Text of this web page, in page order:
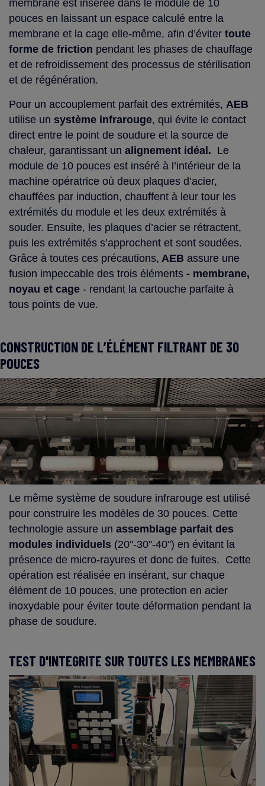
membrane est insérée dans le module de 10
pouces en laissant un espace calculé entre la
membrane et la cage elle-même, afin d’éviter toute
forme de friction pendant les phases de chauffage
et de refroidissement des processus de stérilisation
et de régénération.
Pour un accouplement parfait des extrémités, AEB
utilise un système infrarouge, qui évite le contact
direct entre le point de soudure et la source de
chaleur, garantissant un alignement idéal. Le
module de 10 pouces est inséré à l’intérieur de la
machine opératrice où deux plaques d’acier,
chauffées par induction, chauffent à leur tour les
extrémités du module et les deux extrémités à
souder. Ensuite, les plaques d’acier se rétractent,
puis les extrémités s’approchent et sont soudées.
Grâce à toutes ces précautions, AEB assure une
fusion impeccable des trois éléments - membrane,
noyau et cage - rendant la cartouche parfaite à
tous points de vue.
CONSTRUCTION DE L’ÉLÉMENT FILTRANT DE 30
POUCES
Le même système de soudure infrarouge est utilisé
pour construire les modèles de 30 pouces. Cette
technologie assure un assemblage parfait des
modules individuels (20"-30"-40") en évitant la
présence de micro-rayures et donc de fuites. Cette
opération est réalisée en insérant, sur chaque
élément de 10 pouces, une protection en acier
inoxydable pour éviter toute déformation pendant la
phase de soudure.
TEST D'INTEGRITE SUR TOUTES LES MEMBRANES